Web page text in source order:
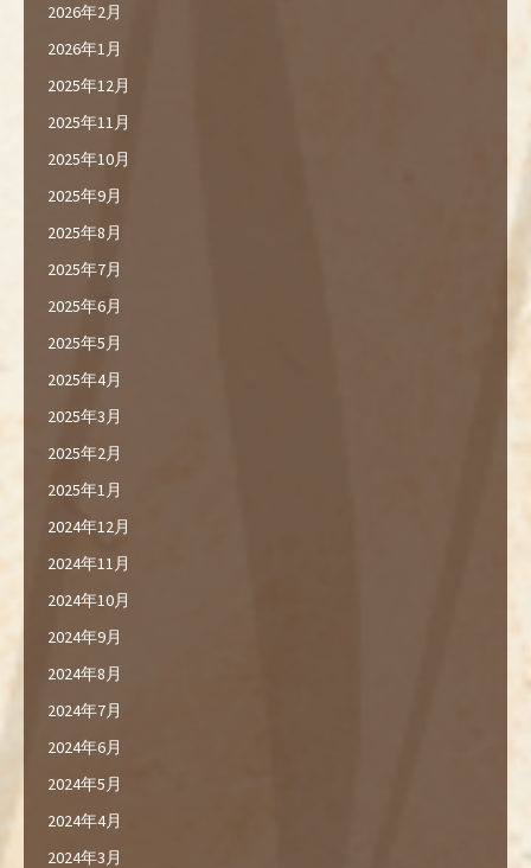
2026年2月
2026年1月
2025年12月
2025年11月
2025年10月
2025年9月
2025年8月
2025年7月
2025年6月
2025年5月
2025年4月
2025年3月
2025年2月
2025年1月
2024年12月
2024年11月
2024年10月
2024年9月
2024年8月
2024年7月
2024年6月
2024年5月
2024年4月
2024年3月